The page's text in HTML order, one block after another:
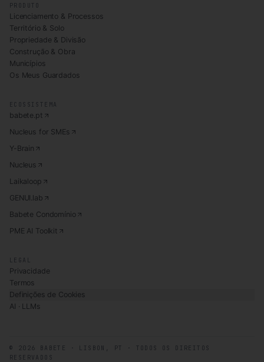
PRODUTO
Licenciamento & Processos
Território & Solo
Propriedade & Divisão
Construção & Obra
Municípios
Os Meus Guardados
ECOSSISTEMA
babete.pt
Nucleus for SMEs
Y-Brain
Nucleus
Laikaloop
GENUI.lab
Babete Condomínio
PME AI Toolkit
LEGAL
Privacidade
Termos
Definições de Cookies
AI · LLMs
© 2026
BABETE · LISBON, PT · TODOS OS DIREITOS
RESERVADOS